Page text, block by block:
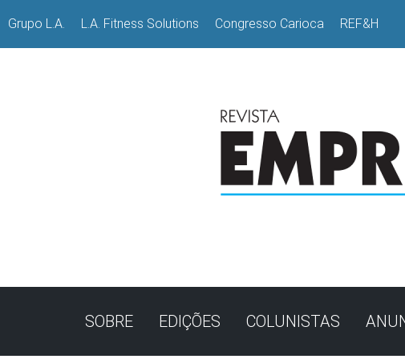
Grupo L.A. L.A. Fitness Solutions Congresso Carioca REF&H
SOBRE EDIÇÕES COLUNISTAS